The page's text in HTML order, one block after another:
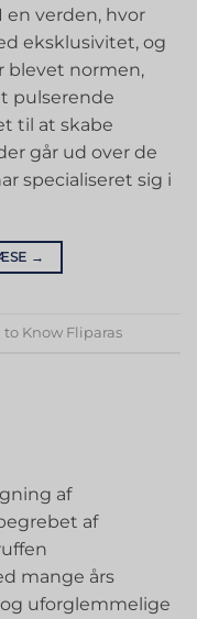
verden, hvor
eksklusivitet, og
blevet normen,
pulserende
til at skabe
går ud over de
specialiseret sig i
→
Know Fliparas
af
af
mange års
uforglemmelige